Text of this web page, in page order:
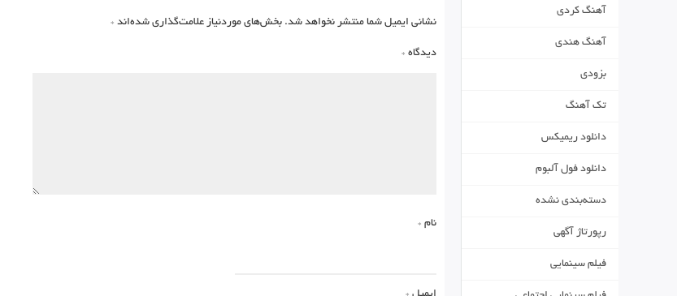
نشانی ایمیل شما منتشر نخواهد شد. بخش‌های موردنیاز علامت‌گذاری شده‌اند *
دیدگاه *
نام *
آهنگ کردی
آهنگ هندی
بزودی
تک آهنگ
دانلود ریمیکس
دانلود فول آلبوم
دسته‌بندی نشده
رپورتاژ آگهی
فیلم سینمایی